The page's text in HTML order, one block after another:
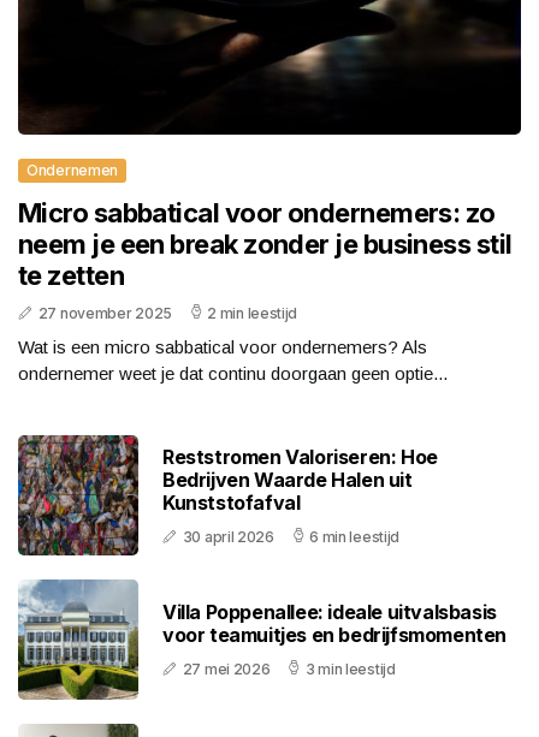
Ondernemen
Micro sabbatical voor ondernemers: zo
neem je een break zonder je business stil
te zetten
27 november 2025 2 min leestijd
Wat is een micro sabbatical voor ondernemers? Als
ondernemer weet je dat continu doorgaan geen optie...
Reststromen Valoriseren: Hoe
Bedrijven Waarde Halen uit
Kunststofafval
30 april 2026 6 min leestijd
Villa Poppenallee: ideale uitvalsbasis
voor teamuitjes en bedrijfsmomenten
27 mei 2026 3 min leestijd